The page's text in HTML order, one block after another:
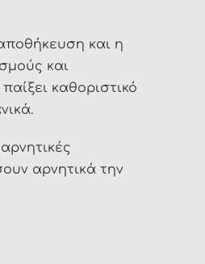
και η
και
καθοριστικό
αρνητικά την